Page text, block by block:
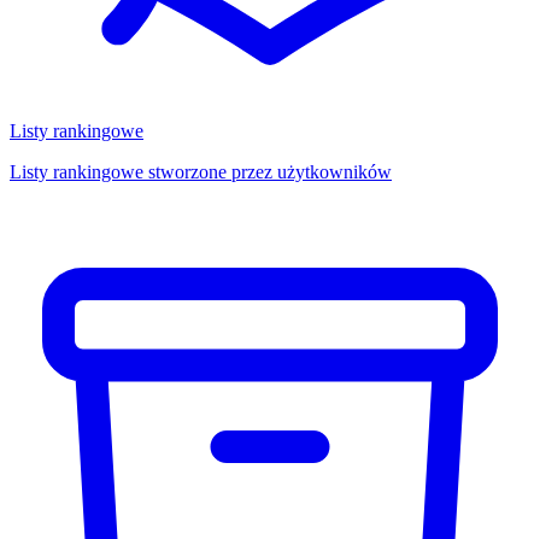
Listy rankingowe
Listy rankingowe stworzone przez użytkowników